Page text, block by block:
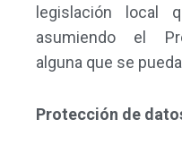
legislación local
asumiendo el
alguna que se
Protección de